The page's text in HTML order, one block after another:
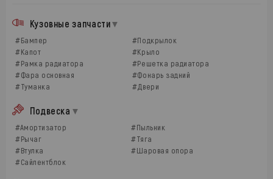
Кузовные запчасти
#Бампер
#Подкрылок
#Капот
#Крыло
#Рамка радиатора
#Решетка радиатора
#Фара основная
#Фонарь задний
#Туманка
#Двери
Подвеска
#Амортизатор
#Пыльник
#Рычаг
#Тяга
#Втулка
#Шаровая опора
#Сайлентблок